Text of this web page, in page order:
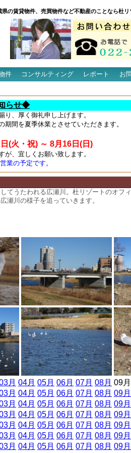
の賃貸物件、売買物件など不動産のことなら杜
件 コンサルティング レポート お
らせ◆
り、厚く御礼申し上げます。
期間を夏季休業とさせていただきます。
(火・祝) ～ 8月16日(日)
が、宜しくお願い致します。
業の予定です。
てうたわれる広瀬川。杜リゾートのオフ
瀬川の様子を追っていきます。
月 04月 05月 06月 07月 08月 09
月 04月 05月 06月 07月 08月 09月
月 04月 05月 06月 07月 08月 09月
月 04月 05月 06月 07月 08月 09月
月 04月 05月 06月 07月 08月 09月
月 04月 05月 06月 07月 08月 09月
月 04月 05月 06月 07月 08月 09月